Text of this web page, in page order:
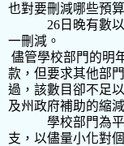
也對要刪減哪些預
26 日晚有數
一刪減。
儘管學校部門的明
款，但要求其他部
過，該數目卻不足
及州政府補助的縮
學校部門為
支，以儘量小化對